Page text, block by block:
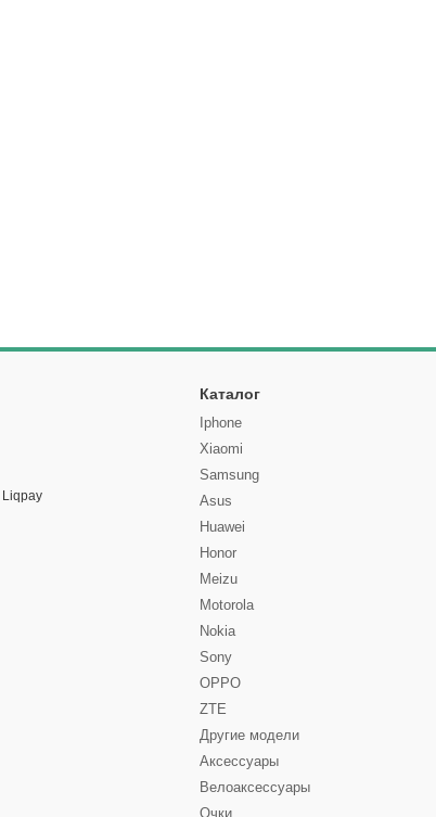
Каталог
Iphone
Xiaomi
Samsung
Asus
Huawei
Honor
Meizu
Motorola
Nokia
Sony
OPPO
ZTE
Другие модели
Аксессуары
Велоаксессуары
Очки